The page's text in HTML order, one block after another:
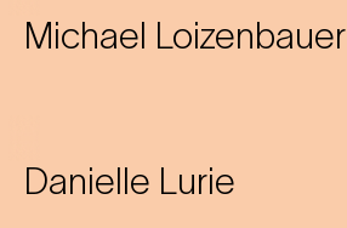
Michael Loizenbauer
Danielle Lurie